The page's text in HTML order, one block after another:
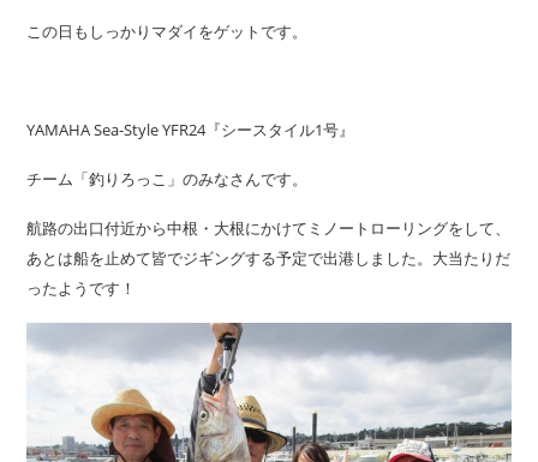
この日もしっかりマダイをゲットです。
YAMAHA Sea-Style YFR24『シースタイル1号』
チーム「釣りろっこ」のみなさんです。
航路の出口付近から中根・大根にかけてミノートローリングをして、
あとは船を止めて皆でジギングする予定で出港しました。大当たりだ
ったようです！